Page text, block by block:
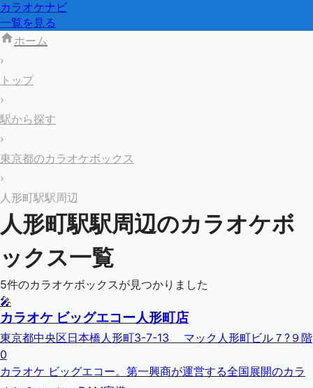
カラオケナビ
一覧を見る
ホーム
›
トップ
›
駅から探す
›
東京都のカラオケボックス
›
人形町駅駅周辺
人形町駅駅周辺のカラオケボ
ックス一覧
5件のカラオケボックスが見つかりました
🎤
カラオケ ビッグエコー人形町店
東京都中央区日本橋人形町3-7-13 マック人形町ビル７?９階
0
カラオケ ビッグエコー。第一興商が運営する全国展開のカラ